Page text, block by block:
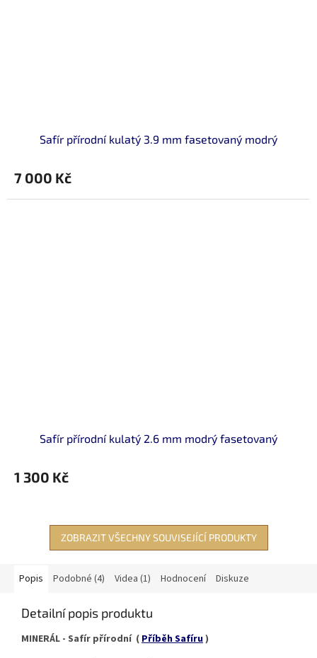
Safír přírodní kulatý 3.9 mm fasetovaný modrý
7 000 Kč
Safír přírodní kulatý 2.6 mm modrý fasetovaný
1 300 Kč
ZOBRAZIT VŠECHNY SOUVISEJÍCÍ PRODUKTY
Popis Podobné (4) Videa (1) Hodnocení Diskuze
Detailní popis produktu
MINERÁL - Safír přírodní (Příběh Safíru)